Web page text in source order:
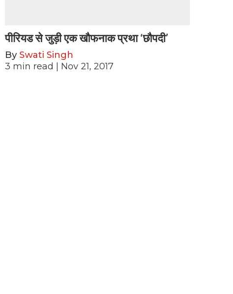
पीरियड से जुड़ी एक खौफनाक प्रथा ‘छौपदी’
By Swati Singh
3 min read | Nov 21, 2017